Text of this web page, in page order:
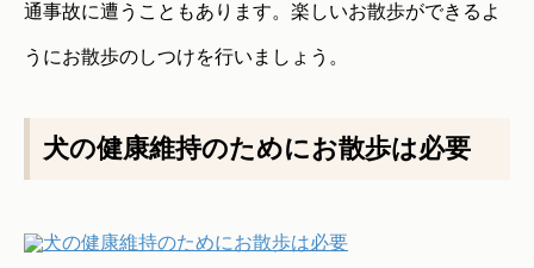
通事故に遭うこともあります。楽しいお散歩ができるよ
うにお散歩のしつけを行いましょう。
犬の健康維持のためにお散歩は必要